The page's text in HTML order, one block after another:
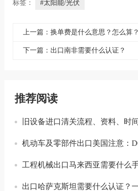
标签： #太阳能/光伏
上一篇：换单费是什么意思？怎么算
下一篇：出口南非需要什么认证？
推荐阅读
旧设备进口清关流程、资料、时
机动车及零部件出口美国注意：DOT认证
工程机械出口马来西亚需要什么
出口哈萨克斯坦需要什么认证？一